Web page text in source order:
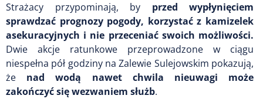
Strażacy przypominają, by przed wypłynięciem
sprawdzać prognozy pogody, korzystać z kamizelek
asekuracyjnych i nie przeceniać swoich możliwości.
Dwie akcje ratunkowe przeprowadzone w ciągu
niespełna pół godziny na Zalewie Sulejowskim pokazują,
że nad wodą nawet chwila nieuwagi może
zakończyć się wezwaniem służb.